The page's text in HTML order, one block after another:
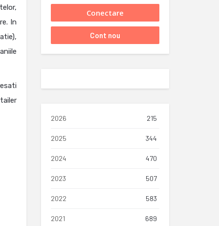
In
2026 215
2025 344
2024 470
2023 507
2022 583
2021 689